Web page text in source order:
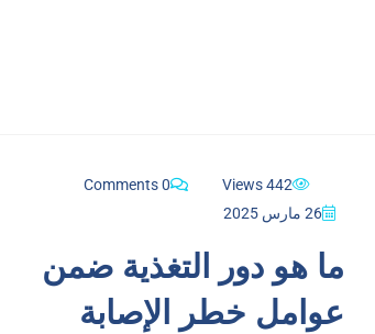
442 Views
0 Comments
26 مارس 2025
ما هو دور التغذية ضمن
عوامل خطر الإصابة